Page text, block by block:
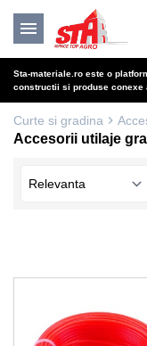
Sta-materiale.ro este o
constructii si produse conexe
Curte si gradina
Accesorii utilaje